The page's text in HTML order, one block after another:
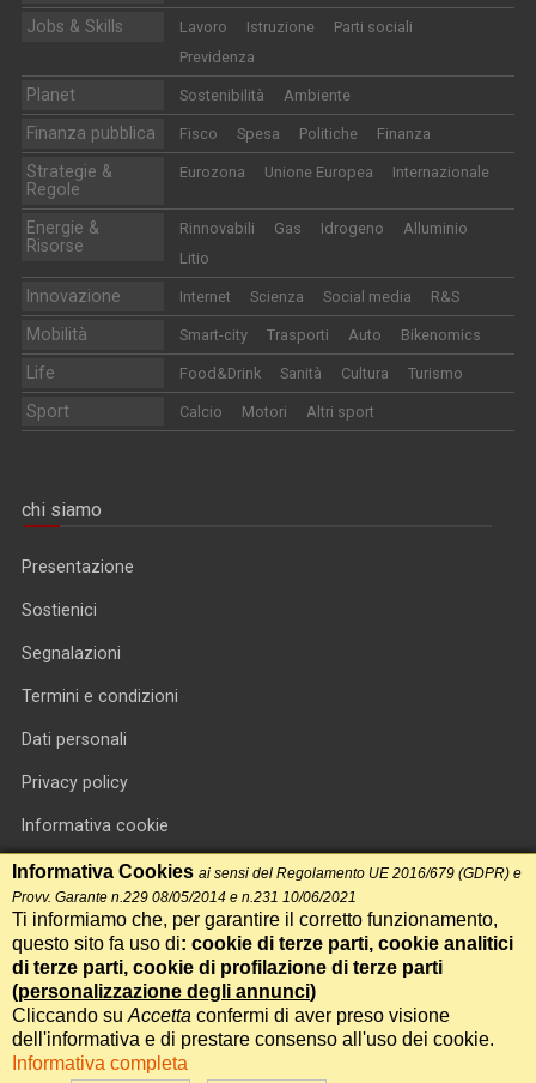
Jobs & Skills Lavoro Istruzione
Parti sociali
Previdenza
Planet Sostenibilità Ambiente
Finanza pubblica Fisco Spesa Politiche Finanza
Strategie &
Regole
Eurozona Unione Europea Internazionale
Energie &
Risorse
Rinnovabili Gas Idrogeno
Alluminio
Litio
Innovazione Internet Scienza Social media R&S
Mobilità Smart-city Trasporti Auto Bikenomics
Life Food&Drink Sanità Cultura Turismo
Sport Calcio Motori Altri sport
chi siamo
Presentazione
Sostienici
Segnalazioni
Termini e condizioni
Dati personali
Privacy policy
Informativa cookie
RSS feed
RSS Top News
Contatti
International Communication S.r.l. • P.IVA 14478081004 • Testata
giornalistica n.191, reg. Tribunale di Roma del 14/12/2017
Informativa Cookies ai sensi del Regolamento UE 2016/679 (GDPR) e
Provv. Garante n.229 08/05/2014 e n.231 10/06/2021
Ti informiamo che, per garantire il corretto funzionamento,
questo sito fa uso di: cookie di terze parti, cookie analitici
di terze parti, cookie di profilazione di terze parti
(personalizzazione degli annunci)
Cliccando su Accetta confermi di aver preso visione
dell'informativa e di prestare consenso all'uso dei cookie.
Informativa completa